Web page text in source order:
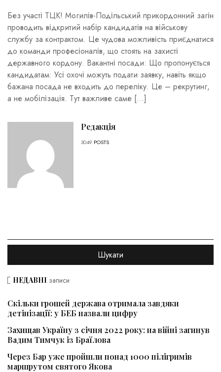
Без участі ТЦК! Могилів-Подільський прикордонний загін
проводить відкритий набір кандидатів на військову
службу за контрактом. Це чудова можливість приєднатися
до команди професіоналів, що стоять на захисті
державного кордону. Вакантні посади: Що пропонується
кандидатам: Усі охочі можуть подати заявку, навіть якщо
бажана посада не входить до переліку. Це – рекрутинг,
а не мобілізація. Тут важливе саме […]
Редакція
3049 POSTS
НЕДАВНІ записи
Скільки грошей держава отримала завдяки
детінізації: у БЕБ назвали цифру
Захищав Україну з січня 2022 року: на війні загинув
Вадим Тимчук із Браїлова
Через Бар уже пройшли понад 1000 пілігримів
маршрутом святого Якова